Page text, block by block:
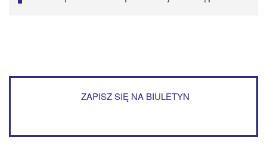
ZAPISZ SIĘ NA BIULETYN